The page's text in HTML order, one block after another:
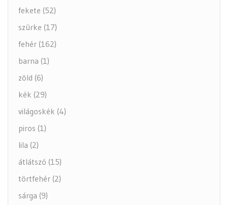
fekete (52)
szürke (17)
fehér (162)
barna (1)
zöld (6)
kék (29)
világoskék (4)
piros (1)
lila (2)
átlátszó (15)
törtfehér (2)
sárga (9)